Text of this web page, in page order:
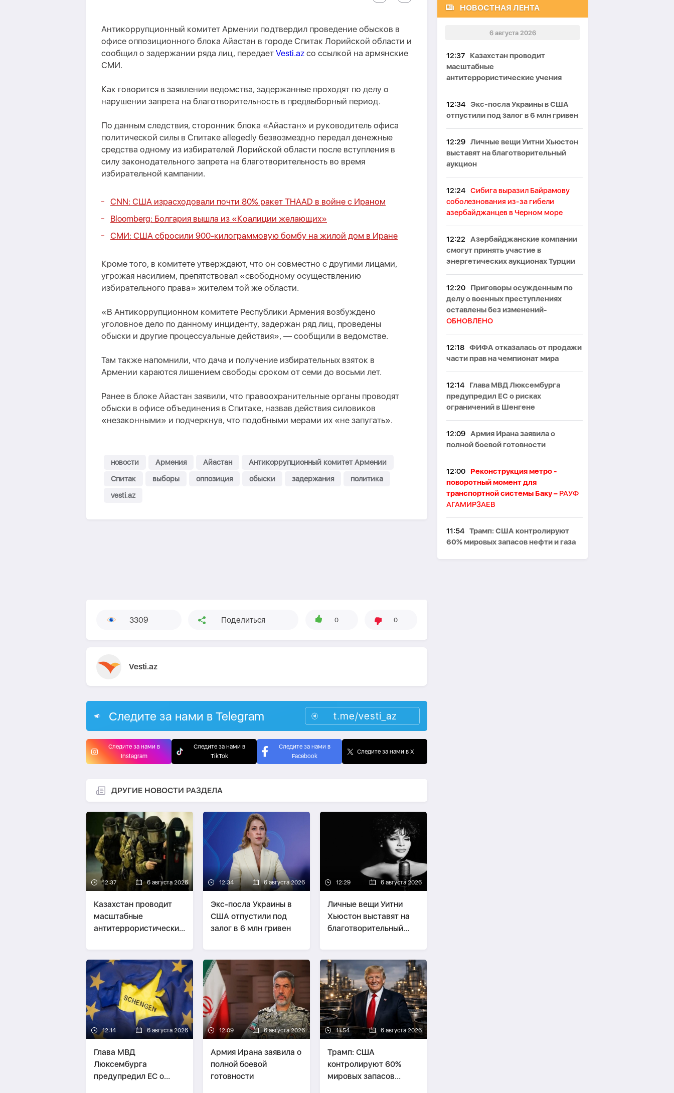
Антикоррупционный комитет Армении подтвердил проведение обысков в
офисе оппозиционного блока Айастан в городе Спитак Лорийской области и
сообщил о задержании ряда лиц, передает Vesti.az со ссылкой на армянские
СМИ.
Как говорится в заявлении ведомства, задержанные проходят по делу о
нарушении запрета на благотворительность в предвыборный период.
По данным следствия, сторонник блока «Айастан» и руководитель офиса
политической силы в Спитаке allegedly безвозмездно передал денежные
средства одному из избирателей Лорийской области после вступления в
силу законодательного запрета на благотворительность во время
избирательной кампании.
CNN: США израсходовали почти 80% ракет THAAD в войне с Ираном
Bloomberg: Болгария вышла из «Коалиции желающих»
СМИ: США сбросили 900-килограммовую бомбу на жилой дом в Иране
Кроме того, в комитете утверждают, что он совместно с другими лицами,
угрожая насилием, препятствовал «свободному осуществлению
избирательного права» жителем той же области.
«В Антикоррупционном комитете Республики Армения возбуждено
уголовное дело по данному инциденту, задержан ряд лиц, проведены
обыски и другие процессуальные действия», — сообщили в ведомстве.
Там также напомнили, что дача и получение избирательных взяток в
Армении караются лишением свободы сроком от семи до восьми лет.
Ранее в блоке Айастан заявили, что правоохранительные органы проводят
обыски в офисе объединения в Спитаке, назвав действия силовиков
«незаконными» и подчеркнув, что подобными мерами их «не запугать».
новости Армения Айастан
Антикоррупционный комитет Армении
Спитак
выборы оппозиция обыски задержания
политика
vesti.az
3309 Поделиться 0 0
Vesti.az
Следите за нами в Telegram t.me/vesti_az
Следите за нами в
Instagram
Следите за нами в
TikTok
Следите за нами в
Facebook
Следите за нами в X
ДРУГИЕ НОВОСТИ РАЗДЕЛА
12:37 6 августа 2026
Казахстан проводит
масштабные
антитеррористические
12:34 6 августа 2026
Экс-посла Украины в
США отпустили под
залог в 6 млн гривен
12:29 6 августа 2026
Личные вещи Уитни
Хьюстон выставят на
благотворительный
12:14 6 августа 2026
Глава МВД
Люксембурга
предупредил ЕС о
12:09 6 августа 2026
Армия Ирана заявила о
полной боевой
готовности
11:54 6 августа 2026
Трамп: США
контролируют 60%
мировых запасов
НОВОСТНАЯ ЛЕНТА
6 августа 2026
12:37
Казахстан проводит
масштабные
антитеррористические учения
12:34
Экс-посла Украины в США
отпустили под залог в 6 млн гривен
12:29 Личные вещи Уитни Хьюстон
выставят на благотворительный
аукцион
12:24 Сибига выразил Байрамову
соболезнования из-за гибели
азербайджанцев в Черном море
12:22
Азербайджанские компании
смогут принять участие в
энергетических аукционах Турции
12:20
Приговоры осужденным по
делу о военных преступлениях
оставлены без изменений-
ОБНОВЛЕНО
12:18 ФИФА отказалась от продажи
части прав на чемпионат мира
12:14
Глава МВД Люксембурга
предупредил ЕС о рисках
ограничений в Шенгене
12:09 Армия Ирана заявила о
полной боевой готовности
12:00
Реконструкция метро -
поворотный момент для
транспортной системы Баку – РАУФ
АГАМИРЗАЕВ
11:54 Трамп: США контролируют
60% мировых запасов нефти и газа